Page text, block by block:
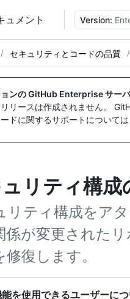
ュメント Version:
セキュリティとコードの品質
ンの GitHub Enterprise サー
リースは作成されません。
ドに関するサポートについて
リティ構成
リティ構成をア
係が変更された
修復します。
能を使用できるユーザーに